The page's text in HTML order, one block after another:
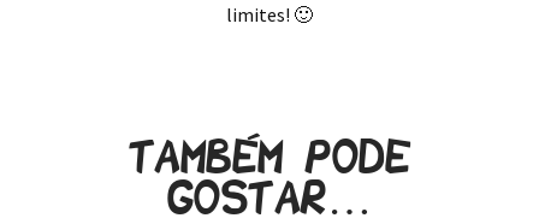
limites! 🙂
Também pode
gostar…